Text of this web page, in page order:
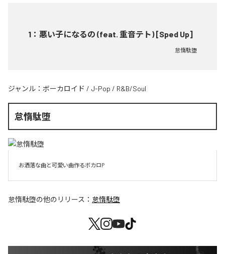
1 ： 悪い子になるの (feat. 重音テト) [Sped Up]
怠惰駄堕
ジャンル： ボーカロイド / J-Pop / R&B/Soul
怠惰駄堕
お洒落な曲と可愛い曲作るボカロP
怠惰駄堕の他のリリース： 怠惰駄堕